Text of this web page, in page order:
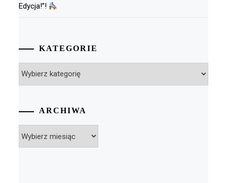
Edycja!”!
KATEGORIE
ARCHIWA